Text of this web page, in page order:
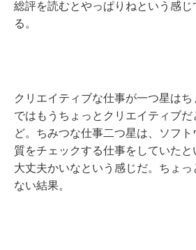
総評を読むとやっぱりねという感
る。
クリエイティブな仕事が一つ星は
ではもうちょっとクリエイティブ
ど。ちみつな仕事二つ星は、ソフ
質をチェックする仕事をしていた
大丈夫かいなという感じだ。ちょ
ない結果。